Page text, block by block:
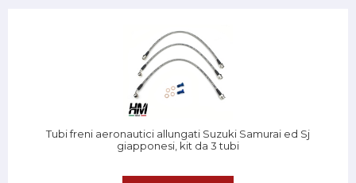
Tubi freni aeronautici allungati Suzuki Samurai ed Sj
giapponesi, kit da 3 tubi